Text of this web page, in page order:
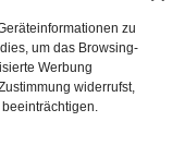
zu
um das Browsing-
Werbung
widerrufst,